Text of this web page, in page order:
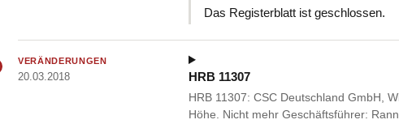
Das Registerblatt ist geschlossen.
VERÄNDERUNGEN
20.03.2018 HRB 11307
HRB 11307: CSC Deutschland GmbH,
Höhe. Nicht mehr Geschäftsführer: